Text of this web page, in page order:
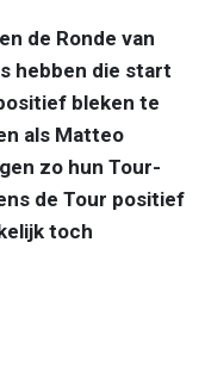
de Ronde van
hebben die start
bleken te
als Matteo
zo hun Tour-
de Tour positief
toch